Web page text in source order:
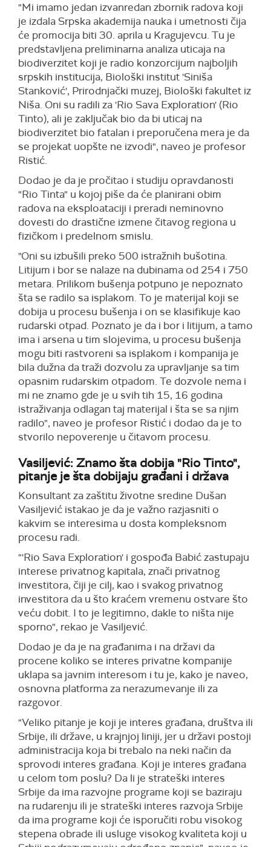
"Mi imamo jedan izvanredan zbornik radova koji
je izdala Srpska akademija nauka i umetnosti čija
će promocija biti 30. aprila u Kragujevcu. Tu je
predstavljena preliminarna analiza uticaja na
biodiverzitet koji je radio konzorcijum najboljih
srpskih institucija, Biološki institut 'Siniša
Stanković', Prirodnjački muzej, Biološki fakultet iz
Niša. Oni su radili za 'Rio Sava Exploration' (Rio
Tinto), ali je zaključak bio da bi uticaj na
biodiverzitet bio fatalan i preporučena mera je da
se projekat uopšte ne izvodi", naveo je profesor
Ristić.
Dodao je da je pročitao i studiju opravdanosti
"Rio Tinta" u kojoj piše da će planirani obim
radova na eksploataciji i preradi neminovno
dovesti do drastične izmene čitavog regiona u
fizičkom i predelnom smislu.
"Oni su izbušili preko 500 istražnih bušotina.
Litijum i bor se nalaze na dubinama od 254 i 750
metara. Prilikom bušenja potpuno je nepoznato
šta se radilo sa isplakom. To je materijal koji se
dobija u procesu bušenja i on se klasifikuje kao
rudarski otpad. Poznato je da i bor i litijum, a tamo
ima i arsena u tim slojevima, u procesu bušenja
mogu biti rastvoreni sa isplakom i kompanija je
bila dužna da traži dozvolu za upravljanje sa tim
opasnim rudarskim otpadom. Te dozvole nema i
mi ne znamo gde je u svih tih 15, 16 godina
istraživanja odlagan taj materijal i šta se sa njim
radilo", naveo je profesor Ristić i dodao da je to
stvorilo nepoverenje u čitavom procesu.
Vasiljević: Znamo šta dobija "Rio Tinto",
pitanje je šta dobijaju građani i država
Konsultant za zaštitu životne sredine Dušan
Vasiljević istakao je da je važno razjasniti o
kakvim se interesima u dosta kompleksnom
procesu radi.
"'Rio Sava Exploration' i gospođa Babić zastupaju
interese privatnog kapitala, znači privatnog
investitora, čiji je cilj, kao i svakog privatnog
investitora da u što kraćem vremenu ostvare što
veću dobit. I to je legitimno, dakle to ništa nije
sporno", rekao je Vasiljević.
Dodao je da je na građanima i na državi da
procene koliko se interes privatne kompanije
uklapa sa javnim interesom i tu je, kako je naveo,
osnovna platforma za nerazumevanje ili za
razgovor.
"Veliko pitanje je koji je interes građana, društva ili
Srbije, ili države, u krajnjoj liniji, jer u državi postoji
administracija koja bi trebalo na neki način da
sprovodi interes građana. Koji je interes građana
u celom tom poslu? Da li je strateški interes
Srbije da ima razvojne programe koji se baziraju
na rudarenju ili je strateški interes razvoja Srbije
da ima programe koji će isporučiti robu visokog
stepena obrade ili usluge visokog kvaliteta koji u